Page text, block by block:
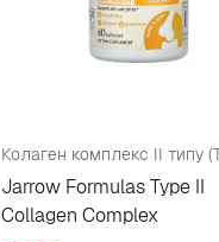
Jarrow Formulas Type II
Collagen Complex